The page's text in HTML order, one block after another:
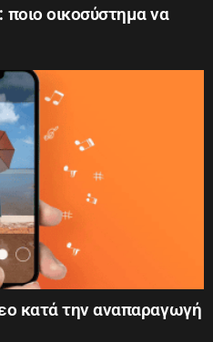
οικοσύστημα να
κατά την αναπαραγωγή